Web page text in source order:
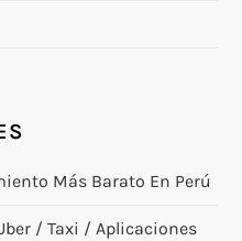
Más Barato En Perú
/ Taxi / Aplicaciones